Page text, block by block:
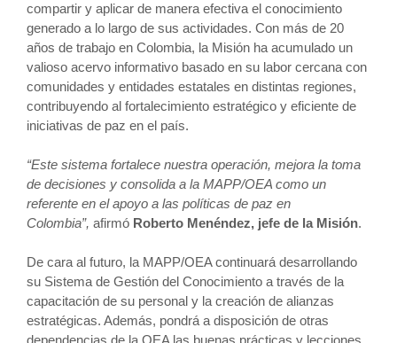
compartir y aplicar de manera efectiva el conocimiento
generado a lo largo de sus actividades. Con más de 20
años de trabajo en Colombia, la Misión ha acumulado un
valioso acervo informativo basado en su labor cercana con
comunidades y entidades estatales en distintas regiones,
contribuyendo al fortalecimiento estratégico y eficiente de
iniciativas de paz en el país.
“Este sistema fortalece nuestra operación, mejora la toma
de decisiones y consolida a la MAPP/OEA como un
referente en el apoyo a las políticas de paz en
Colombia”, afirmó Roberto Menéndez, jefe de la Misión.
De cara al futuro, la MAPP/OEA continuará desarrollando
su Sistema de Gestión del Conocimiento a través de la
capacitación de su personal y la creación de alianzas
estratégicas. Además, pondrá a disposición de otras
dependencias de la OEA las buenas prácticas y lecciones